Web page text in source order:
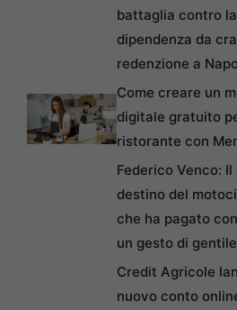
battaglia contro la
dipendenza da
redenzione a
Come creare un
digitale gratuito
ristorante con
Federico Venco:
destino del
che ha pagato
un gesto di
Credit Agricole
nuovo conto